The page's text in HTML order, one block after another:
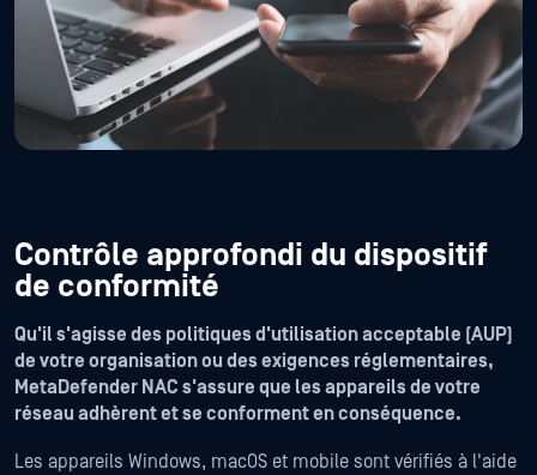
Contrôle approfondi du dispositif
de conformité
Qu'il s'agisse des politiques d'utilisation acceptable (AUP)
de votre organisation ou des exigences réglementaires,
MetaDefender NAC s'assure que les appareils de votre
réseau adhèrent et se conforment en conséquence.
Les appareils Windows, macOS et mobile sont vérifiés à l'aide